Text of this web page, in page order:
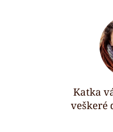
Katka
veškeré